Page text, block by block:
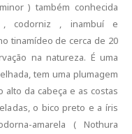
) também conhecida
, codorniz , inambuí e
tinamídeo de cerca de 20
na natureza. É uma
tem uma plumagem
da cabeça e as costas
o bico preto e a íris
amarela ( Nothura